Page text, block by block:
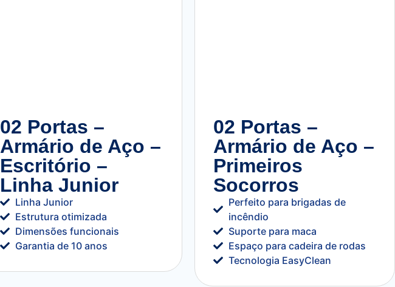
02 Portas –
Armário de Aço –
Escritório –
Linha Junior
Linha Junior
Estrutura otimizada
Dimensões funcionais
Garantia de 10 anos
02 Portas –
Armário de Aço –
Primeiros
Socorros
Perfeito para brigadas de
incêndio
Suporte para maca
Espaço para cadeira de rodas
Tecnologia EasyClean